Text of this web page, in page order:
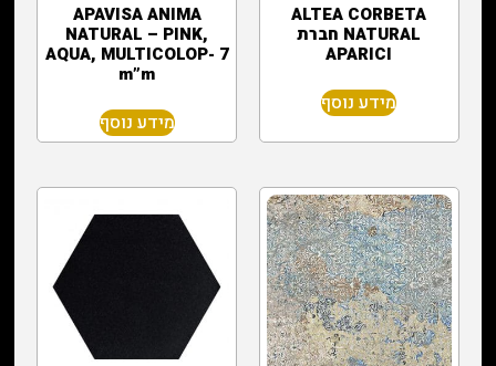
‏ALTEA CORBETA
NATURAL חברת
APARICI
מידע נוסף
APAVISA ANIMA
NATURAL – PINK,
AQUA, MULTICOLOP- 7
m”m
מידע נוסף